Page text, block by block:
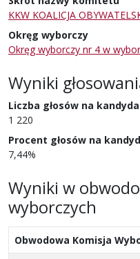
KKW KOALICJA
Okręg wyborczy
Okręg wyborczy nr 4 w
Wyniki
Liczba głosów na
1 220
Procent głosów na
7,44%
Wyniki w
wyborczych
Obwodowa Komisja